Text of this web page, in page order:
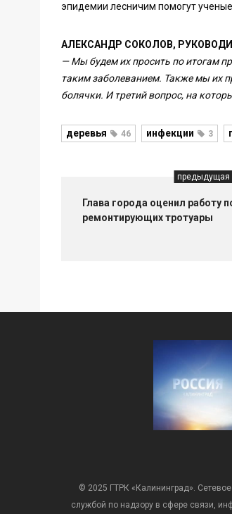
эпидемии лесничим помогут
АЛЕКСАНДР СОКОЛОВ,
— Мы будем их просить по итогам
таким заболеванием. Также мы их
болячки. И третий вопрос, на
деревья 46 инфекции 3
предыдущая
Глава города оценил работу
ремонтирующих тротуары
© 2025 ГТРК «Калининград».
службой по надзору в сфере связи,